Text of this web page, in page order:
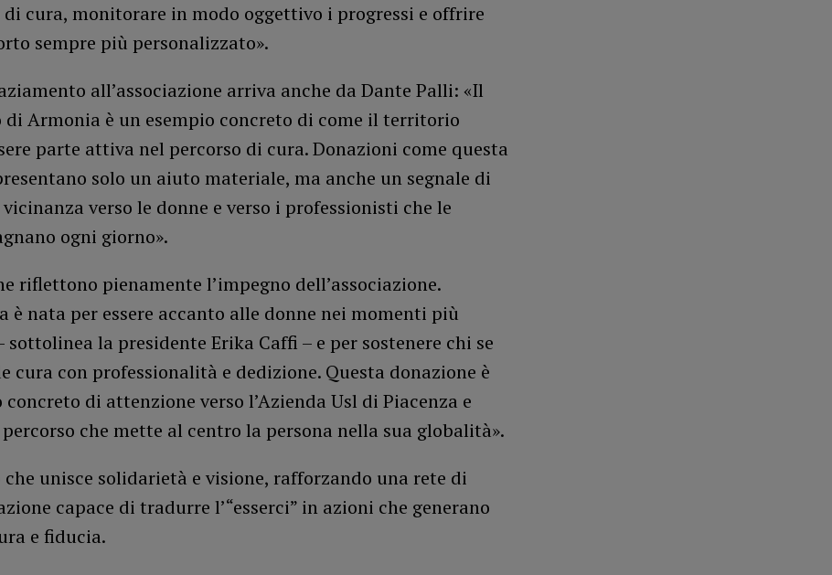
di cura, monitorare in modo oggettivo i progressi e offrire
sempre più personalizzato».
all’associazione arriva anche da Dante Palli: «Il
di Armonia è un esempio concreto di come il territorio
parte attiva nel percorso di cura. Donazioni come questa
solo un aiuto materiale, ma anche un segnale di
verso le donne e verso i professionisti che le
ogni giorno».
riflettono pienamente l’impegno dell’associazione.
è nata per essere accanto alle donne nei momenti più
sottolinea la presidente Erika Caffi – e per sostenere chi se
cura con professionalità e dedizione. Questa donazione è
concreto di attenzione verso l’Azienda Usl di Piacenza e
che mette al centro la persona nella sua globalità».
che unisce solidarietà e visione, rafforzando una rete di
capace di tradurre l’“esserci” in azioni che generano
e fiducia.